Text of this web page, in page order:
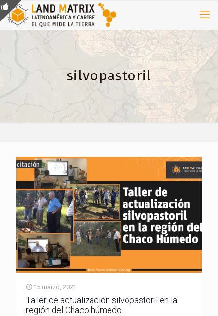
silvopastoril
15 marzo, 2021
Taller de actualización silvopastoril en la
región del Chaco húmedo